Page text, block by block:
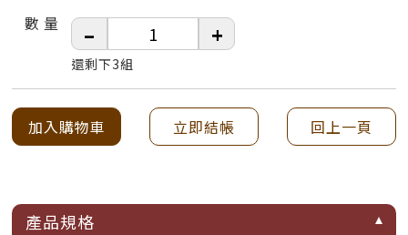
數 量 – +
還剩下3組
加入購物車 立即結帳 回上一頁
產品規格